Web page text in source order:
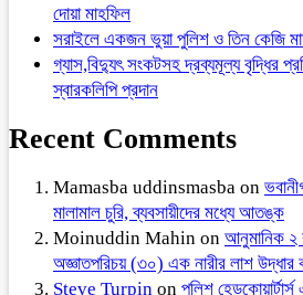
দোয়া মাহফিল
সরাইলে একজন ভুয়া পুলিশ ও তিন কেজি
গ্যাস,বিদ্যুৎ সংকটসহ দ্রব্যমূল্য বৃদ্ধির
স্বারকলিপি প্রদান
Recent Comments
Mamasba uddinsmasba on
মালামাল চুরি, ব্যবসায়ীদের মধ্যে আতঙ্ক
Moinuddin Mahin on আনুমানিক ২
অজ্ঞাতপরিচয় (৩০) এক নারীর লাশ উদ্ধার
Steve Turpin on পুলিশ